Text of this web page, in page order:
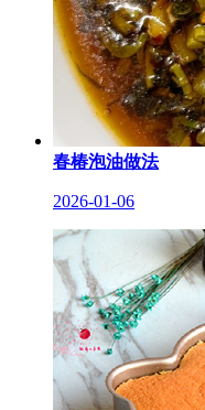
春椿泡油做法
2026-01-06